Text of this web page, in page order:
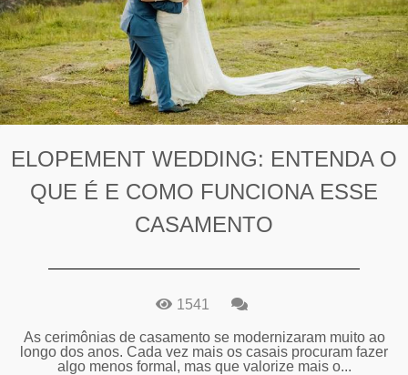
ELOPEMENT WEDDING: ENTENDA O
QUE É E COMO FUNCIONA ESSE
CASAMENTO
1541
As cerimônias de casamento se modernizaram muito ao
longo dos anos. Cada vez mais os casais procuram fazer
algo menos formal, mas que valorize mais o...